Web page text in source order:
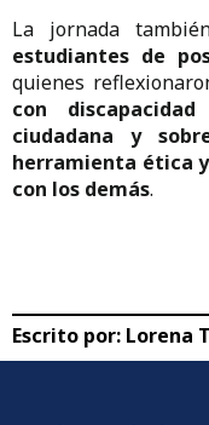
La jornada
estudiantes de
quienes
con
ciudadana y
herramienta ética
con los demás.
Escrito por: Lorena